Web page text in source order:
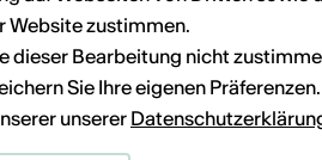
Kein Durchführungsdatum
Ihrem persönlichen Kalender
Website zustimmen.
dieser Bearbeitung nicht
Sie Ihre eigenen
unserer